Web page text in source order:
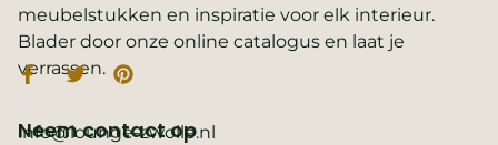
meubelstukken en inspiratie voor elk interieur.
Blader door onze online catalogus en laat je
verrassen.
Neem contact op
info@lounge-zwolle.nl